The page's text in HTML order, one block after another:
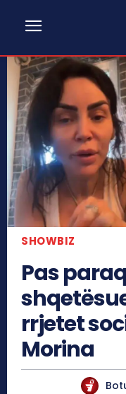
SHOWBIZ
Pas
rrjetet
Morina